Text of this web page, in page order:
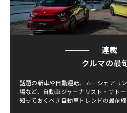
連載
クルマの最
話題の新車や自動運転、カーシェアリ
場など、自動車ジャーナリスト・サト
知っておくべき自動車トレンドの最前線